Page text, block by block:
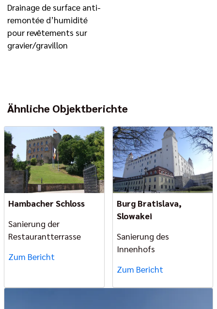
Drainage de surface anti-
remontée d’humidité
pour revêtements sur
gravier/gravillon
Ähnliche Objektberichte
Hambacher Schloss
Sanierung der
Restaurantterrasse
Zum Bericht
Burg Bratislava,
Slowakei
Sanierung des
Innenhofs
Zum Bericht